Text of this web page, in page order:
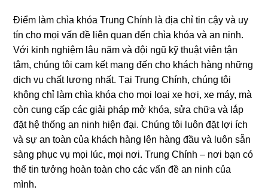
Điểm làm chìa khóa Trung Chính là địa chỉ tin cậy và uy
tín cho mọi vấn đề liên quan đến chìa khóa và an ninh.
Với kinh nghiệm lâu năm và đội ngũ kỹ thuật viên tận
tâm, chúng tôi cam kết mang đến cho khách hàng những
dịch vụ chất lượng nhất. Tại Trung Chính, chúng tôi
không chỉ làm chìa khóa cho mọi loại xe hơi, xe máy, mà
còn cung cấp các giải pháp mở khóa, sửa chữa và lắp
đặt hệ thống an ninh hiện đại. Chúng tôi luôn đặt lợi ích
và sự an toàn của khách hàng lên hàng đầu và luôn sẵn
sàng phục vụ mọi lúc, mọi nơi. Trung Chính – nơi bạn có
thể tin tưởng hoàn toàn cho các vấn đề an ninh của
mình.